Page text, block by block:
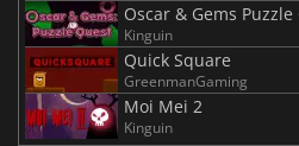
Oscar & Gems
Kinguin
Quick Square
GreenmanGaming
Moi Mei 2
Kinguin